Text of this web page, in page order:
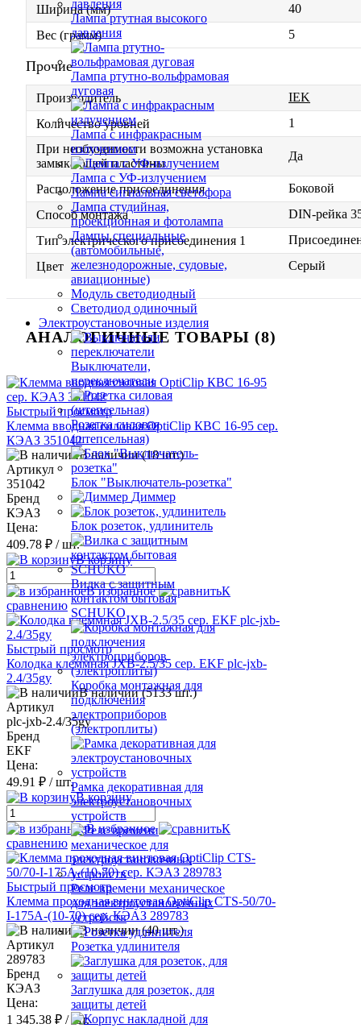
Лампа ртутная высокого
давления
Лампа ртутно-вольфрамовая
дуговая
Лампа с инфракрасным
излучением
Лампа с УФ-излучением
Лампа сигнальная светофора
Лампа студийная,
проекционная и фотолампа
Лампы специальные
(автомобильные,
железнодорожные, судовые,
авиационные)
Модуль светодиодный
Светодиод одиночный
Электроустановочные изделия
Выключатели,
переключатели
Розетка силовая
(штепсельная)
Блок "Выключатель-розетка"
Диммер
Блок розеток, удлинитель
Вилка с защитным
контактом бытовая
SCHUKO
Коробка монтажная для
подключения
электроприборов
(электроплиты)
Рамка декоративная для
электроустановочных
устройств
Реле времени механическое
для электроустановочных
устройств
Розетка удлинителя
Заглушка для розеток, для
защиты детей
Ширина (мм)
40
Вес (грамм)
5
Прочие
Производитель
IEK
Количество уровней
1
При необходимости возможна установка
замыкающей пластины
Да
Расположение присоединения
Боковой
Способ монтажа
DIN-рейка
Тип электрического присоединения 1
Цвет
Серый
АНАЛОГИЧНЫЕ ТОВАРЫ (8)
Быстрый просмотр
Клемма вводная силовая OptiClip КВС 16-95 сер.
КЭАЗ 351042
В наличии (18 шт.)
Артикул
351042
Бренд
КЭАЗ
Цена:
409.78 ₽ / шт.
В корзину
В избранное
К
сравнению
Быстрый просмотр
Колодка клеммная JXB-2.5/35 сер. EKF plc-jxb-
2.4/35gy
В наличии (5133 шт.)
Артикул
plc-jxb-2.4/35gy
Бренд
EKF
Цена:
49.91 ₽ / шт.
В корзину
В избранное
К
сравнению
Быстрый просмотр
Клемма проходная винтовая OptiClip CTS-50/70-
I-175A-(10-70) сер. КЭАЗ 289783
В наличии (40 шт.)
Артикул
289783
Бренд
КЭАЗ
Цена:
1 345.38 ₽ / шт.